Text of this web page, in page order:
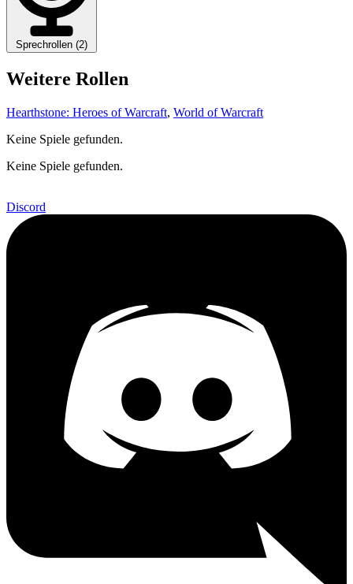
Sprechrollen (2)
Weitere Rollen
Hearthstone: Heroes of Warcraft, World of Warcraft
Keine Spiele gefunden.
Keine Spiele gefunden.
Discord